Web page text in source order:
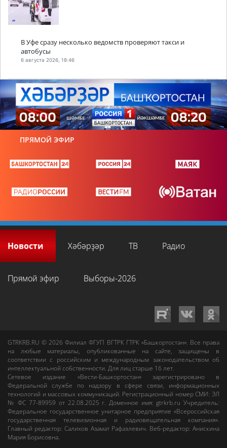
В Уфе сразу несколько ведомств проверяют такси и
автобусы
6 августа 2026, 18:46
ПРЯМОЙ ЭФИР
Новости Хәбәрҙәр ТВ Радио
Прямой эфир Выборы-2026
GTRKRB.RU © 2026Филиал ФГУП ВГТРК ГТРК «Башкортостан». Все права
на любые материалы, опубликованные на сайте, защищены в
соответствии с российским и международным законодательством об
интеллектуальной собственности. Для лиц старше 16 лет.
Сетевое издание «Вести-Башкортостан»зарегистрировано в
Федеральной службе по надзору в сфере связи, информационных
технологий и массовых коммуникаций. Регистрационный номер СМИ: ЭЛ
№ ФС 77-89959 от 22.08.2025 г. Доменное имя:gtrkrb.ru Учредитель:
Федеральное государственное унитарное предприятие «Всероссийская
государственная телевизионная и радиовещательная компания».
Главный редактор:Салихов Азамат Рафаэлевич. Веб-редактор:Анискина
Мария Борисовна.